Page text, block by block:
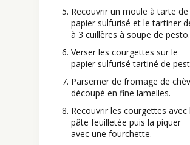
Recouvrir un moule à tarte de
papier sulfurisé et le tartiner
à 3 cuillères à soupe de pesto.
Verser les courgettes sur le
papier sulfurisé tartiné de
Parsemer de fromage de
découpé en fine lamelles.
Recouvrir les courgettes avec
pâte feuilletée puis la piquer
avec une fourchette.